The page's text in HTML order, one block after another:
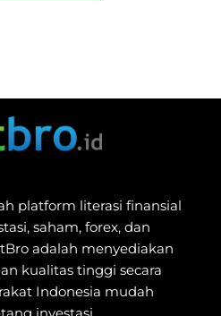
platform literasi finansial
saham, forex, dan
adalah menyediakan
kualitas tinggi secara
Indonesia mudah